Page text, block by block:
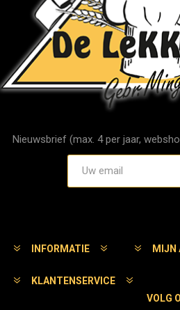
Nieuwsbrief (max. 4 per jaar,
INFORMATIE MIJN
KLANTENSERVICE
VOLG